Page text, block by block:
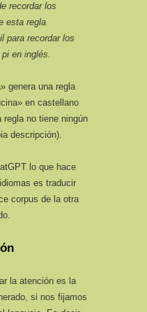
recordar los
esta regla
para recordar los
en inglés.
genera una regla
en castellano
no tiene ningún
descripción).
lo que hace
es traducir
corpus de la otra
la atención es la
si nos fijamos